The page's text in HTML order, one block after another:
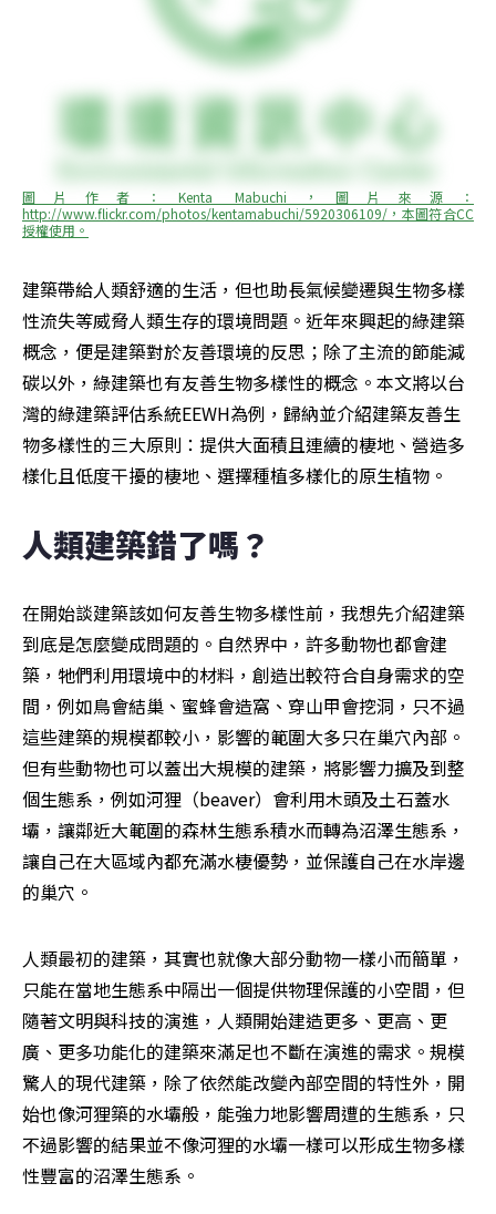
圖片作者：Kenta Mabuchi，圖片來源：
http://www.flickr.com/photos/kentamabuchi/5920306109/，本圖符合CC
授權使用。
建築帶給人類舒適的生活，但也助長氣候變遷與生物多樣
性流失等威脅人類生存的環境問題。近年來興起的綠建築
概念，便是建築對於友善環境的反思；除了主流的節能減
碳以外，綠建築也有友善生物多樣性的概念。本文將以台
灣的綠建築評估系統EEWH為例，歸納並介紹建築友善生
物多樣性的三大原則：提供大面積且連續的棲地、營造多
樣化且低度干擾的棲地、選擇種植多樣化的原生植物。
人類建築錯了嗎？
在開始談建築該如何友善生物多樣性前，我想先介紹建築
到底是怎麼變成問題的。自然界中，許多動物也都會建
築，牠們利用環境中的材料，創造出較符合自身需求的空
間，例如鳥會結巢、蜜蜂會造窩、穿山甲會挖洞，只不過
這些建築的規模都較小，影響的範圍大多只在巢穴內部。
但有些動物也可以蓋出大規模的建築，將影響力擴及到整
個生態系，例如河狸（beaver）會利用木頭及土石蓋水
壩，讓鄰近大範圍的森林生態系積水而轉為沼澤生態系，
讓自己在大區域內都充滿水棲優勢，並保護自己在水岸邊
的巢穴。
人類最初的建築，其實也就像大部分動物一樣小而簡單，
只能在當地生態系中隔出一個提供物理保護的小空間，但
隨著文明與科技的演進，人類開始建造更多、更高、更
廣、更多功能化的建築來滿足也不斷在演進的需求。規模
驚人的現代建築，除了依然能改變內部空間的特性外，開
始也像河狸築的水壩般，能強力地影響周遭的生態系，只
不過影響的結果並不像河狸的水壩一樣可以形成生物多樣
性豐富的沼澤生態系。